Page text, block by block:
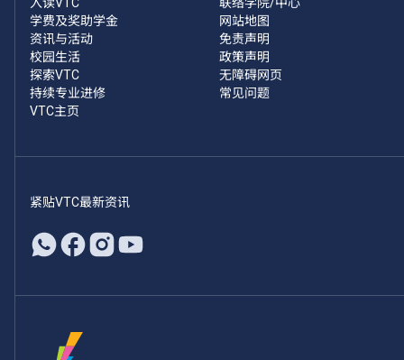
学费及奖助学金
资讯与活动
校园生活
探索VTC
持续专业进修
VTC主页
网站地图
免责声明
政策声明
无障碍网页
常见问题
紧贴VTC最新资讯